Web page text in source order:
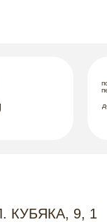
КУБЯКА, 9, 1